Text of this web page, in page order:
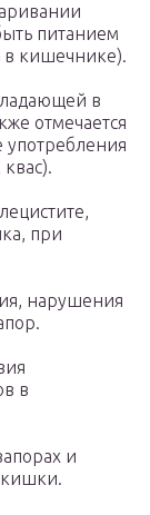
питанием
в кишечнике).
в
отмечается
употребления
при
нарушения
в
и
кишки.